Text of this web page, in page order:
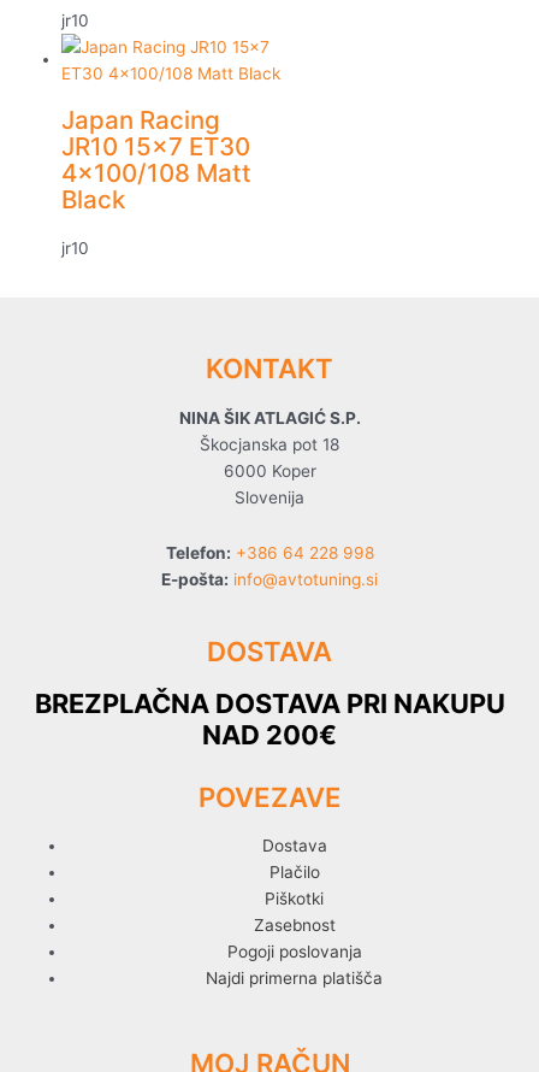
jr10
Japan Racing
JR10 15×7 ET30
4×100/108 Matt
Black
jr10
KONTAKT
NINA ŠIK ATLAGIĆ S.P.
Škocjanska pot 18
6000 Koper
Slovenija
Telefon: +386 64 228 998
E-pošta: info@avtotuning.si
DOSTAVA
BREZPLAČNA DOSTAVA PRI NAKUPU
NAD 200€
POVEZAVE
Dostava
Plačilo
Piškotki
Zasebnost
Pogoji poslovanja
Najdi primerna platišča
MOJ RAČUN